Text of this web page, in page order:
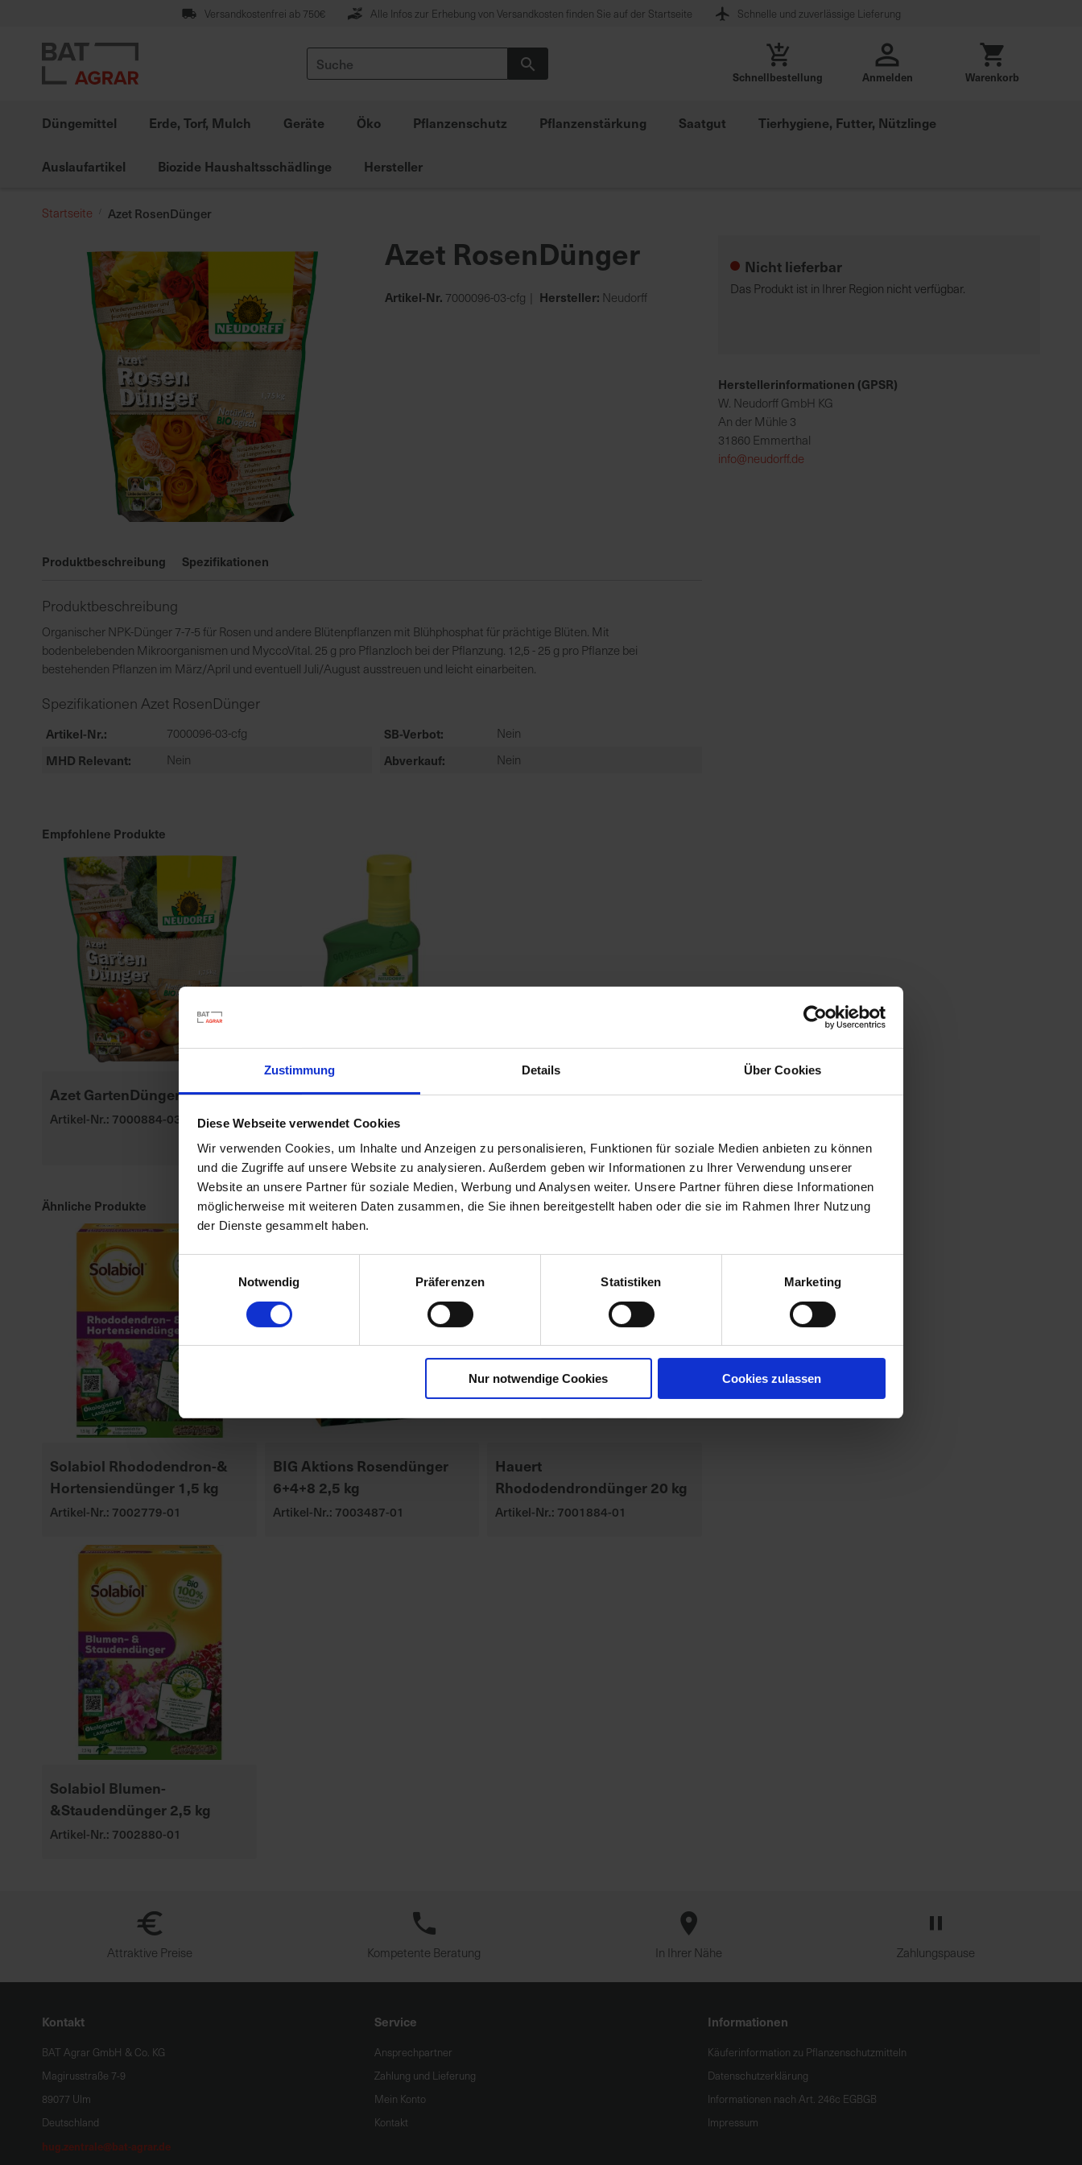
Zustimmung Details Über Cookies
Diese Webseite verwendet Cookies
Wir verwenden Cookies, um Inhalte und Anzeigen zu personalisieren, Funktionen für soziale Medien anbieten zu können
und die Zugriffe auf unsere Website zu analysieren. Außerdem geben wir Informationen zu Ihrer Verwendung unserer
Website an unsere Partner für soziale Medien, Werbung und Analysen weiter. Unsere Partner führen diese Informationen
möglicherweise mit weiteren Daten zusammen, die Sie ihnen bereitgestellt haben oder die sie im Rahmen Ihrer Nutzung
der Dienste gesammelt haben.
Einwilligungsauswahl
Notwendig
Präferenzen Statistiken Marketing
Nur notwendige Cookies Cookies zulassen
springen
Versandkostenfrei ab 750€ Alle Infos zur Erhebung von Versandkosten finden Sie auf der Startseite Schnelle und zuverlässige Lieferung
Suche
Schnellbestellung Anmelden Warenkorb
Düngemittel Erde, Torf, Mulch Geräte Öko Pflanzenschutz Pflanzenstärkung Saatgut Tierhygiene, Futter, Nützlinge
Auslaufartikel Biozide Haushaltsschädlinge Hersteller
Startseite Azet RosenDünger
Bildgalerie
der
springen
Azet RosenDünger
Artikel-Nr. 7000096-03-cfg Hersteller: Neudorff
Produktbeschreibung Spezifikationen
Produktbeschreibung
Organischer NPK-Dünger 7-7-5 für Rosen und andere Blütenpflanzen mit Blühphosphat für prächtige Blüten. Mit
bodenbelebenden Mikroorganismen und MyccoVital. 25 g pro Pflanzloch bei der Pflanzung. 12,5 - 25 g pro Pflanze bei
bestehenden Pflanzen im März/April und eventuell Juli/August ausstreuen und leicht einarbeiten.
Spezifikationen Azet RosenDünger
Artikel-Nr. 7000096-03-cfg SB-Verbot Nein
MHD Relevant Nein Abverkauf Nein
Empfohlene Produkte
Azet GartenDünger.
Artikel-Nr.: 7000884-03-cfg
BioTrissol Zitrus- und
MediterranpflanzenDünger
Artikel-Nr.: 7000226-01-cfg
Ähnliche Produkte
Solabiol Rhododendron-&
Hortensiendünger 1,5 kg
Artikel-Nr.: 7002779-01
BIG Aktions Rosendünger
6+4+8 2,5 kg
Artikel-Nr.: 7003487-01
Hauert
Rhododendrondünger 20 kg
Artikel-Nr.: 7001884-01
Solabiol Blumen-
&Staudendünger 2,5 kg
Artikel-Nr.: 7002880-01
Nicht lieferbar
Das Produkt ist in Ihrer Region nicht verfügbar.
Herstellerinformationen (GPSR)
W. Neudorff GmbH KG
An der Mühle 3
31860 Emmerthal
info@neudorff.de
Attraktive Preise Kompetente Beratung In Ihrer Nähe Zahlungspause
Kontakt
BAT Agrar GmbH & Co. KG
Magirusstraße 7-9
89077 Ulm
Deutschland
hug.zentrale@bat-agrar.de
Service
Ansprechpartner
Zahlung und Lieferung
Mein Konto
Kontakt
Informationen
Käuferinformation zu Pflanzenschutzmitteln
Datenschutzerklärung
Informationen nach Art. 246c EGBGB
Impressum